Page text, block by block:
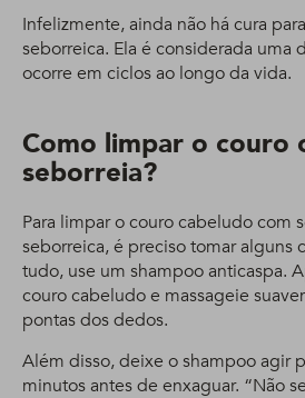
Infelizmente, ainda não há cura
seborreica. Ela é considerada uma
ocorre em ciclos ao longo da vida.
Como limpar o couro
seborreia?
Para limpar o couro cabeludo com
seborreica, é preciso tomar alguns
tudo, use um shampoo anticaspa.
couro cabeludo e massageie
pontas dos dedos.
Além disso, deixe o shampoo agir
minutos antes de enxaguar. “Não